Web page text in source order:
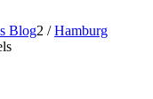
Blog2 / Hamburg